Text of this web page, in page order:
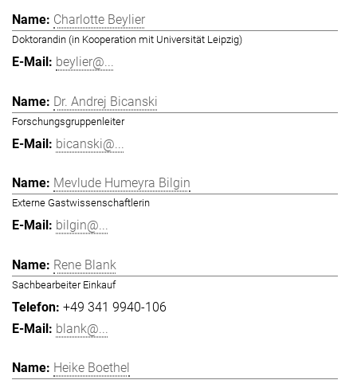
Charlotte Beylier
Doktorandin (in Kooperation mit Universität Leipzig)
beylier@...
Dr. Andrej Bicanski
Forschungsgruppenleiter
bicanski@...
Mevlude Humeyra Bilgin
Externe Gastwissenschaftlerin
bilgin@...
Rene Blank
Sachbearbeiter Einkauf
+49 341 9940-106
blank@...
Heike Boethel